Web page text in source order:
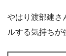
やはり渡部建さ
ルする気持ちが